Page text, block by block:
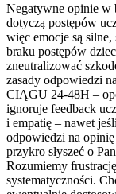
Negatywne opinie w
dotyczą postępów
więc emocje są
braku postępów
zneutralizować
zasady odpowiedzi
CIĄGU 24-48H –
ignoruje feedback
i empatię – nawet
odpowiedzi na
przykro słyszeć o
Rozumiemy
systematyczności.